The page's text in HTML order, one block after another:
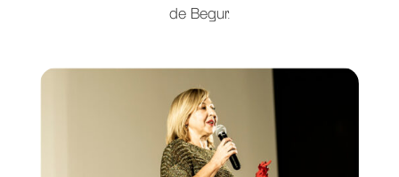
de Begur.